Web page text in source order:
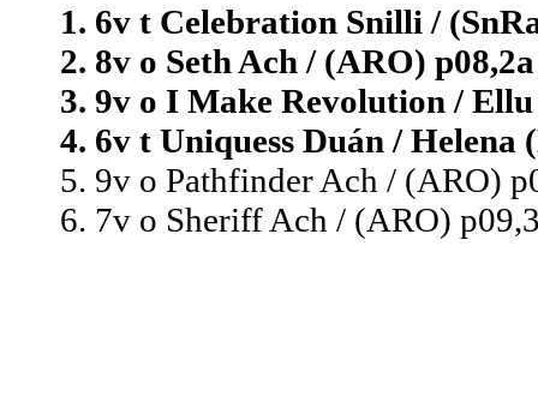
1. 6v t Celebration Snilli /
2. 8v o Seth Ach / (ARO)
3. 9v o I Make Revolution /
4. 6v t Uniquess Duán / Helena
5. 9v o Pathfinder Ach / (ARO)
6. 7v o Sheriff Ach / (ARO)